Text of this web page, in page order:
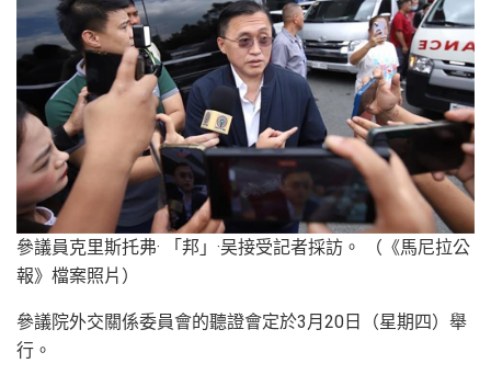
參議員克里斯托弗· 「邦」·吴接受記者採訪。 （《馬尼拉公
報》檔案照片）
參議院外交關係委員會的聽證會定於3月20日（星期四）舉
行。